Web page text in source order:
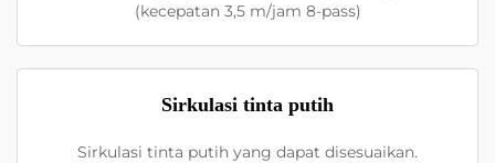
(kecepatan 3,5 m/jam 8-pass)
Sirkulasi tinta putih
Sirkulasi tinta putih yang dapat disesuaikan.